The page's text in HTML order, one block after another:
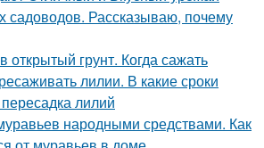
садоводов. Рассказываю, почему
открытый грунт. Когда сажать
лилии. В какие сроки
лилий
народными средствами. Как